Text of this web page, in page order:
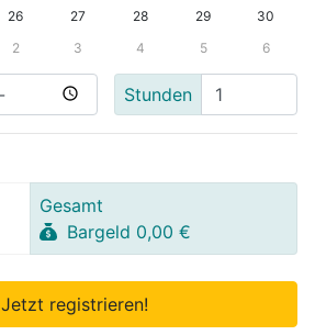
26 27 28 29
30
2 3 4 5 6
Stunden
Gesamt
Bargeld 0,00 €
Jetzt registrieren!